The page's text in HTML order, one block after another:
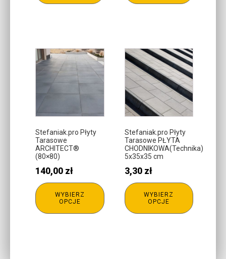
Stefaniak.pro Płyty
Tarasowe
ARCHITECT®
(80×80)
140,00 zł
WYBIERZ
OPCJE
Ten
produkt
wiele
Opcje
można
wybrać
na
stronie
Stefaniak.pro Płyty
Tarasowe PŁYTA
CHODNIKOWA(Technika)
5x35x35 cm
3,30 zł
WYBIERZ
OPCJE
Ten
produkt
ma
wiele
wariantów.
Opcje
można
wybrać
na
stronie